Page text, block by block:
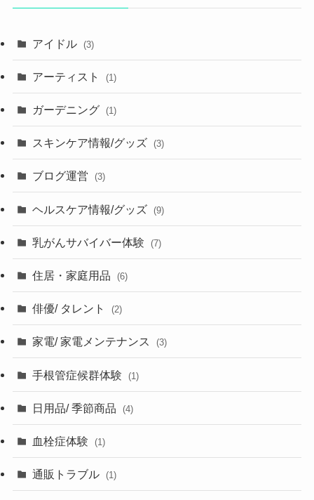
アイドル (3)
アーティスト (1)
ガーデニング (1)
スキンケア情報/グッズ (3)
ブログ運営 (3)
ヘルスケア情報/グッズ (9)
乳がんサバイバー体験 (7)
住居・家庭用品 (6)
俳優/ タレント (2)
家電/ 家電メンテナンス (3)
手根管症候群体験 (1)
日用品/ 季節商品 (4)
血栓症体験 (1)
通販トラブル (1)